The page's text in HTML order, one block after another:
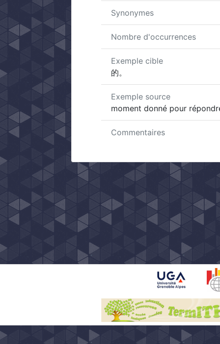
Synonymes
Nombre d'occurrences
Exemple cible
的。
Exemple source
moment donné pour
Commentaires